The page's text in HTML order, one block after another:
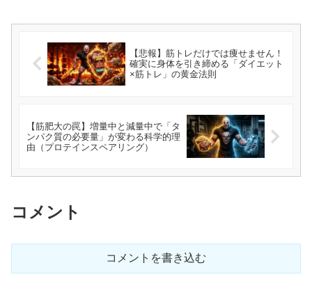
【悲報】筋トレだけでは痩せません！
確実に身体を引き締める「ダイエット
×筋トレ」の黄金法則
【筋肥大の罠】増量中と減量中で「タ
ンパク質の必要量」が変わる科学的理
由（プロテインスペアリング）
コメント
コメントを書き込む